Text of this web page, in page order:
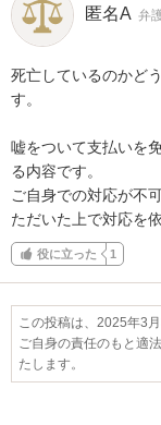
匿名A 弁
死亡しているのかど
す。
嘘をついて支払いを
る内容です。
ご自身での対応が不
ただいた上で対応を
役に立った 1
この投稿は、2025年3
ご自身の責任のもと適
たします。